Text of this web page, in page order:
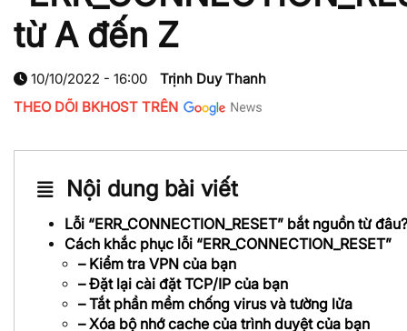
từ A đến Z
10/10/2022 - 16:00
Trịnh Duy Thanh
THEO DÕI BKHOST TRÊN
Nội dung bài viết
Lỗi “ERR_CONNECTION_RESET” bắt nguồn từ đâu?
Cách khắc phục lỗi “ERR_CONNECTION_RESET”
– Kiểm tra VPN của bạn
– Đặt lại cài đặt TCP/IP của bạn
– Tắt phần mềm chống virus và tường lửa
– Xóa bộ nhớ cache của trình duyệt của bạn